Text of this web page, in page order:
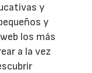
y
y
los más
a la vez